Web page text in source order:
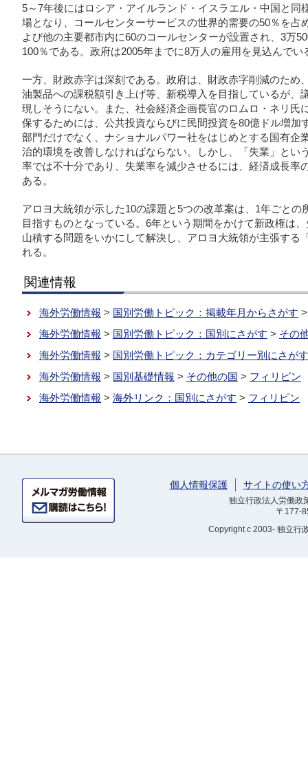
5～7年後にはロシア・アイルランド・イスラエル・中国と同
場となり、コールセンターサービスの世界的需要の50％を占
よび他の主要都市内に60のコールセンターが設置され、3万
100％である。政府は2005年までに8万人の雇用を見込んでい
一方、財政赤字は深刻である。政府は、財政赤字削減のため
油製品への課税額引き上げ等、新税導入を目指しているが、
現しそうにない。また、社会経済企画長官のロムロ・ネリ氏
保するためには、公共投資ならびに民間投資を80億ドル増加
部門だけでなく、ナショナルパワー社をはじめとする国有企
治的環境を改善しなければならない。しかし、「失業」とい
率では不十分であり、失業率を減少させるには、経済成長率
ある。
アロヨ大統領が示した10の課題と5つの改革案は、1年ごと
目指すものとなっている。6年という期間をかけて新政権は
山積する問題をいかにして解決し、アロヨ大統領が主張する
れる。
関連情報
海外労働情報 > 国別労働トピック：掲載年月からさがす
海外労働情報 > 国別労働トピック：国別にさがす > その
海外労働情報 > 国別労働トピック：カテゴリー別にさがす
海外労働情報 > 国別基礎情報 > その他の国 > フィリピン
海外労働情報 > 海外リンク：国別にさがす > フィリピン
個人情報保護 サイトの使い
独立行政法人労働
〒177-
Copyrightc 2003- 独立行